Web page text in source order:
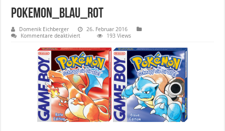
pokemon_blau_rot
Domenik Eichberger
26. Februar 2016
Kommentare deaktiviertfür
193 Views